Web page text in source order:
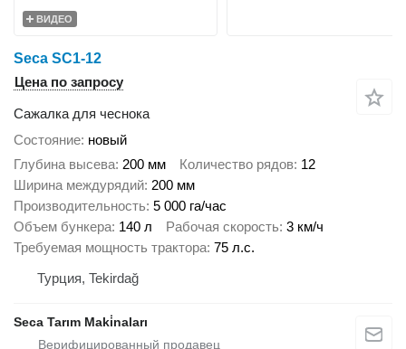
ВИДЕО
Seca SC1-12
Цена по запросу
Сажалка для чеснока
Состояние новый
Глубина высева 200 мм Количество рядов 12
Ширина междурядий 200 мм
Производительность 5 000 га/час
Объем бункера 140 л Рабочая скорость 3 км/ч
Требуемая мощность трактора 75 л.с.
Турция, Tekirdağ
Seca Tarım Maki̇naları